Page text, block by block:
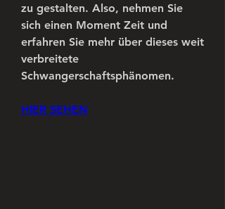
zu gestalten. Also, nehmen Sie
sich einen Moment Zeit und
erfahren Sie mehr über dieses weit
verbreitete
Schwangerschaftsphänomen.
HIER SEHEN